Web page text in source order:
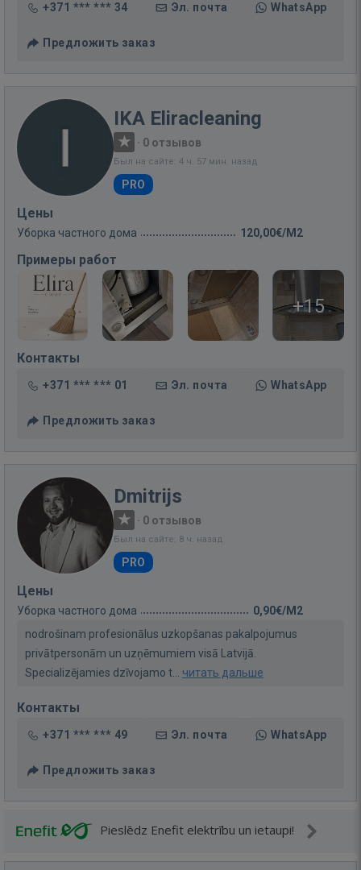
+371 *** *** 34 Эл. почта WhatsApp
Предложить заказ
IKA Eliracleaning
· 0 отзывов
Был на сайте: 4 ч. 57 мин. назад
PRO
Цены
Уборка частного дома 120,00€/M2
Примеры работ
+15
Контакты
+371 *** *** 01 Эл. почта WhatsApp
Предложить заказ
Dmitrijs
· 0 отзывов
Был на сайте: 8 ч. назад
PRO
Цены
Уборка частного дома
0,90€/M2
nodrošinam profesionālus uzkopšanas pakalpojumus
privātpersonām un uzņēmumiem visā Latvijā.
Specializējamies dzīvojamo t... читать дальше
Контакты
+371 *** *** 49 Эл. почта WhatsApp
Предложить заказ
Pieslēdz Enefit elektrību un ietaupi!